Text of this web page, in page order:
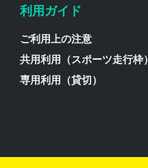
利用ガイド
ご利用上の注意
共用利用（スポーツ走行枠）
専用利用（貸切）